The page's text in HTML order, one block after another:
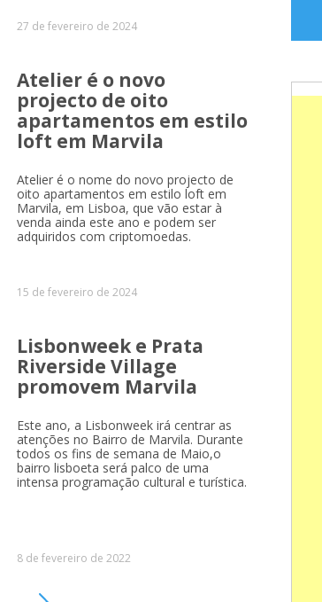
27 de fevereiro de 2024
Atelier é o novo
projecto de oito
apartamentos em estilo
loft em Marvila
Atelier é o nome do novo projecto de
oito apartamentos em estilo loft em
Marvila, em Lisboa, que vão estar à
venda ainda este ano e podem ser
adquiridos com criptomoedas.
15 de fevereiro de 2024
Lisbonweek e Prata
Riverside Village
promovem Marvila
Este ano, a Lisbonweek irá centrar as
atenções no Bairro de Marvila. Durante
todos os fins de semana de Maio,o
bairro lisboeta será palco de uma
intensa programação cultural e turística.
8 de fevereiro de 2022